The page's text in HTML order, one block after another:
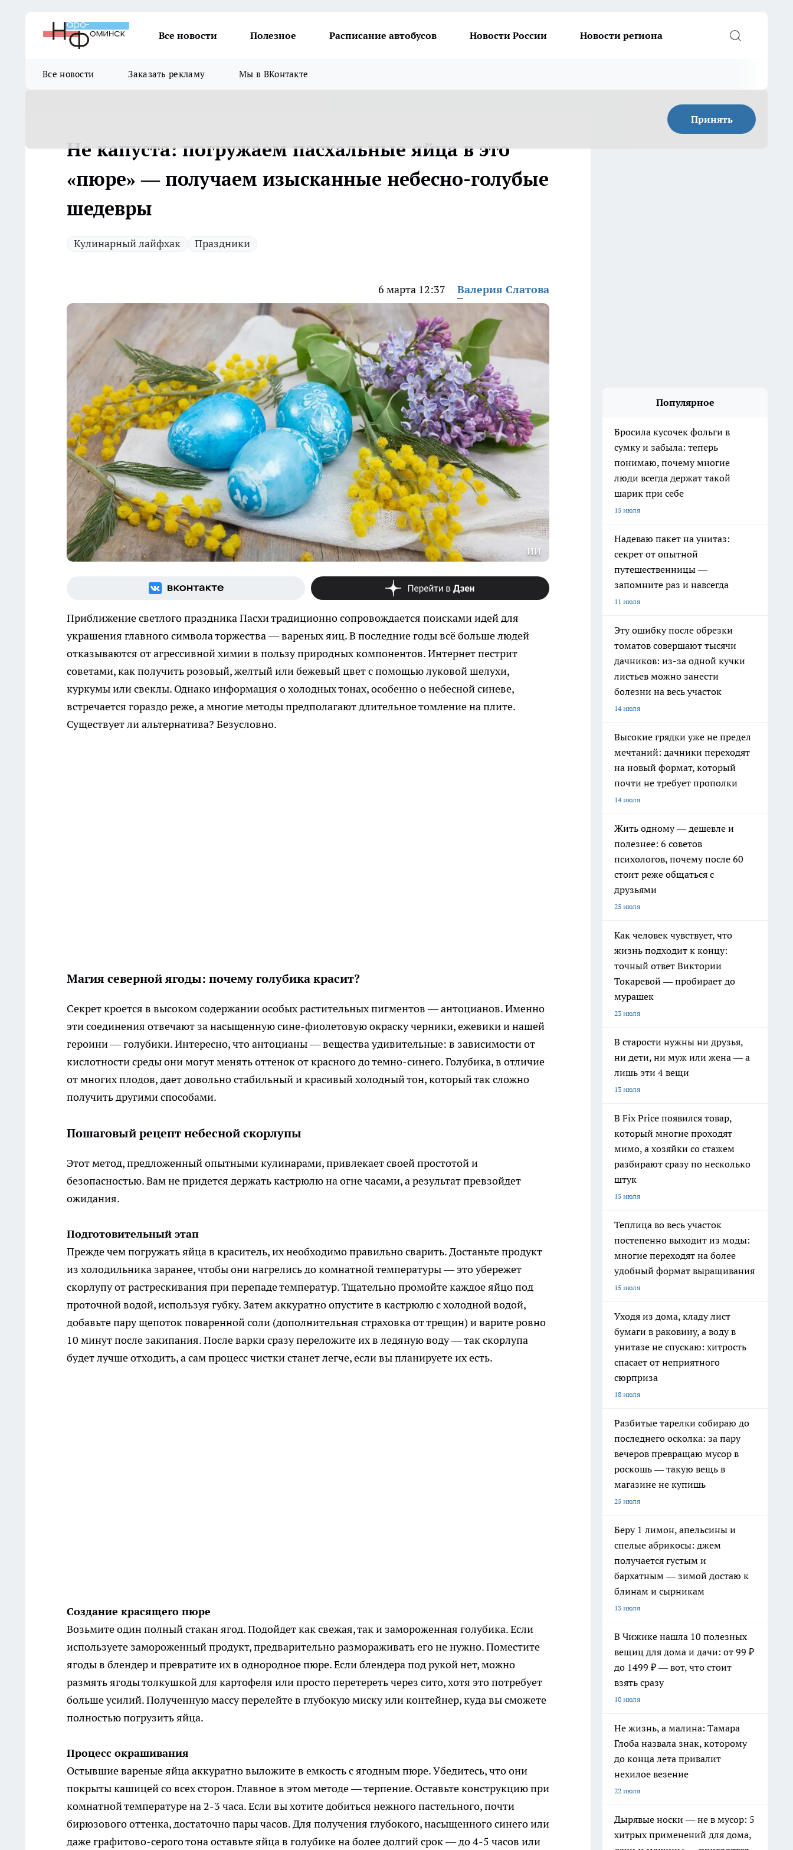
Все новости Полезное Расписание автобусов Новости России Новости региона
Все новости Заказать рекламу Мы в ВКонтакте
Принять
Не капуста: погружаем пасхальные яйца в это
«пюре» — получаем изысканные небесно-голубые
шедевры
Кулинарный лайфхак Праздники
6 марта 12:37 Валерия Слатова
ИИ
Приближение светлого праздника Пасхи традиционно сопровождается поисками идей для
украшения главного символа торжества — вареных яиц. В последние годы всё больше людей
отказываются от агрессивной химии в пользу природных компонентов. Интернет пестрит
советами, как получить розовый, желтый или бежевый цвет с помощью луковой шелухи,
куркумы или свеклы. Однако информация о холодных тонах, особенно о небесной синеве,
встречается гораздо реже, а многие методы предполагают длительное томление на плите.
Существует ли альтернатива? Безусловно.
Магия северной ягоды: почему голубика красит?
Секрет кроется в высоком содержании особых растительных пигментов — антоцианов. Именно
эти соединения отвечают за насыщенную сине-фиолетовую окраску черники, ежевики и нашей
героини — голубики. Интересно, что антоцианы — вещества удивительные: в зависимости от
кислотности среды они могут менять оттенок от красного до темно-синего. Голубика, в отличие
от многих плодов, дает довольно стабильный и красивый холодный тон, который так сложно
получить другими способами.
Пошаговый рецепт небесной скорлупы
Этот метод, предложенный опытными кулинарами, привлекает своей простотой и
безопасностью. Вам не придется держать кастрюлю на огне часами, а результат превзойдет
ожидания.
Подготовительный этап
Прежде чем погружать яйца в краситель, их необходимо правильно сварить. Достаньте продукт
из холодильника заранее, чтобы они нагрелись до комнатной температуры — это убережет
скорлупу от растрескивания при перепаде температур. Тщательно промойте каждое яйцо под
проточной водой, используя губку. Затем аккуратно опустите в кастрюлю с холодной водой,
добавьте пару щепоток поваренной соли (дополнительная страховка от трещин) и варите ровно
10 минут после закипания. После варки сразу переложите их в ледяную воду — так скорлупа
будет лучше отходить, а сам процесс чистки станет легче, если вы планируете их есть.
Создание красящего пюре
Возьмите один полный стакан ягод. Подойдет как свежая, так и замороженная голубика. Если
используете замороженный продукт, предварительно размораживать его не нужно. Поместите
ягоды в блендер и превратите их в однородное пюре. Если блендера под рукой нет, можно
размять ягоды толкушкой для картофеля или просто перетереть через сито, хотя это потребует
больше усилий. Полученную массу перелейте в глубокую миску или контейнер, куда вы сможете
полностью погрузить яйца.
Процесс окрашивания
Остывшие вареные яйца аккуратно выложите в емкость с ягодным пюре. Убедитесь, что они
покрыты кашицей со всех сторон. Главное в этом методе — терпение. Оставьте конструкцию при
комнатной температуре на 2-3 часа. Если вы хотите добиться нежного пастельного, почти
бирюзового оттенка, достаточно пары часов. Для получения глубокого, насыщенного синего или
даже графитово-серого тона оставьте яйца в голубике на более долгий срок — до 4-5 часов или
Популярное
Бросила кусочек фольги в
сумку и забыла: теперь
понимаю, почему многие
люди всегда держат такой
шарик при себе
15 июля
Надеваю пакет на унитаз:
секрет от опытной
путешественницы —
запомните раз и навсегда
11 июля
Эту ошибку после обрезки
томатов совершают тысячи
дачников: из-за одной кучки
листьев можно занести
болезни на весь участок
14 июля
Высокие грядки уже не предел
мечтаний: дачники переходят
на новый формат, который
почти не требует прополки
14 июля
Жить одному — дешевле и
полезнее: 6 советов
психологов, почему после 60
стоит реже общаться с
друзьями
25 июля
Как человек чувствует, что
жизнь подходит к концу:
точный ответ Виктории
Токаревой — пробирает до
мурашек
23 июля
В старости нужны ни друзья,
ни дети, ни муж или жена — а
лишь эти 4 вещи
13 июля
В Fix Price появился товар,
который многие проходят
мимо, а хозяйки со стажем
разбирают сразу по несколько
штук
15 июля
Теплица во весь участок
постепенно выходит из моды:
многие переходят на более
удобный формат выращивания
15 июля
Уходя из дома, кладу лист
бумаги в раковину, а воду в
унитазе не спускаю: хитрость
спасает от неприятного
сюрприза
18 июля
Разбитые тарелки собираю до
последнего осколка: за пару
вечеров превращаю мусор в
роскошь — такую вещь в
магазине не купишь
25 июля
Беру 1 лимон, апельсины и
спелые абрикосы: джем
получается густым и
бархатным — зимой достаю к
блинам и сырникам
13 июля
В Чижике нашла 10 полезных
вещиц для дома и дачи: от 99 ₽
до 1499 ₽ — вот, что стоит
взять сразу
10 июля
Не жизнь, а малина: Тамара
Глоба назвала знак, которому
до конца лета привалит
нехилое везение
22 июля
Дырявые носки — не в мусор: 5
хитрых применений для дома,